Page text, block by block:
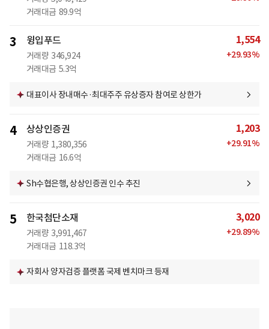
거래대금 89.9억
3 윙입푸드
거래량 346,924
거래대금 5.3억
1,554
+29.93%
대표이사 장내매수·최대주주 유상증자 참여로 상한가
4 상상인증권
거래량 1,380,356
거래대금 16.6억
1,203
+29.91%
Sh수협은행, 상상인증권 인수 추진
5 한국첨단소재
거래량 3,991,467
거래대금 118.3억
3,020
+29.89%
자회사 양자검증 플랫폼 국제 벤치마크 등재